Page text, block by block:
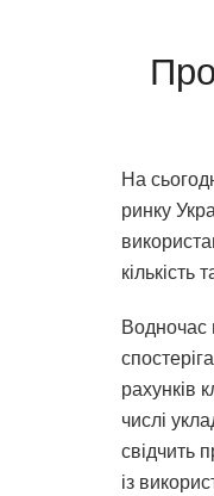
На
ринку
Водночас
рахунків
числі
свідчить
із